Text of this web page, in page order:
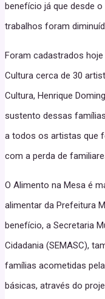
benefício já que desde
trabalhos foram
Foram cadastrados
Cultura cerca de 30
Cultura, Henrique
sustento dessas
a todos os artistas que
com a perda de
O Alimento na Mesa é
alimentar da Prefeitura
benefício, a Secretaria
Cidadania (SEMASC),
famílias acometidas
básicas, através do